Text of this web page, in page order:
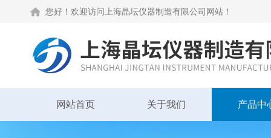
您好！欢迎访问上海晶坛仪器制造有限公司网站！
网站首页 关于我们 产品中